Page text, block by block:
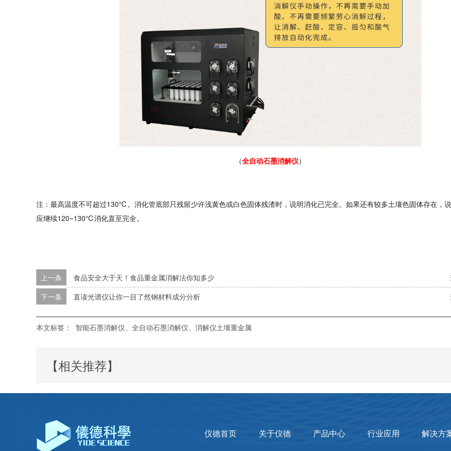
（全自动石墨消解仪）
注：最高温度不可超过130℃。消化管底部只残留少许浅黄色或白色固体残渣时，说明消化已完全。如果还有较多土壤色固体存在，
应继续120~130℃消化直至完全。
上一条
食品安全大于天！食品重金属消解法你知多少
下一条 直读光谱仪让你一目了然钢材料成分分析
本文标签： 智能石墨消解仪、全自动石墨消解仪、消解仪土壤重金属
【相关推荐】
仪德首页 关于仪德 产品中心 行业应用 解决方